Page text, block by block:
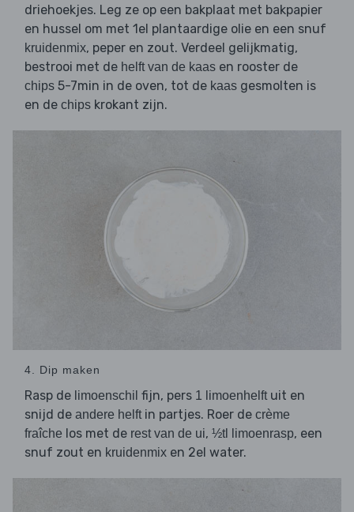
driehoekjes. Leg ze op een bakplaat met bakpapier
en hussel om met 1el plantaardige olie en een snuf
kruidenmix, peper en zout. Verdeel gelijkmatig,
bestrooi met de helft van de kaas en rooster de
chips 5-7min in de oven, tot de kaas gesmolten is
en de chips krokant zijn.
4. Dip maken
Rasp de limoenschil fijn, pers 1 limoenhelft uit en
snijd de andere helft in partjes. Roer de crème
fraîche los met de rest van de ui, ½tl limoenrasp, een
snuf zout en kruidenmix en 2el water.